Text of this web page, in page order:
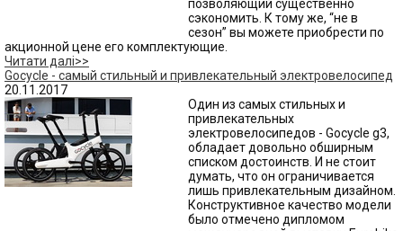
позволяющий существенно
сэкономить. К тому же, “не в
сезон” вы можете приобрести по
акционной цене его комплектующие.
Читати далі>>
Gocycle - самый стильный и привлекательный электровелосипед
20.11.2017
Один из самых стильных и
привлекательных
электровелосипедов - Gocycle g3,
обладает довольно обширным
списком достоинств. И не стоит
думать, что он ограничивается
лишь привлекательным дизайном.
Конструктивное качество модели
было отмечено дипломом